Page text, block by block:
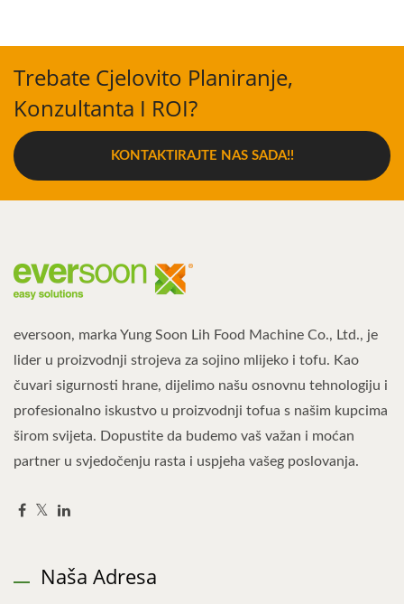
Trebate Cjelovito Planiranje,
Konzultanta I ROI?
KONTAKTIRAJTE NAS SADA!!
eversoon, marka Yung Soon Lih Food Machine Co., Ltd., je
lider u proizvodnji strojeva za sojino mlijeko i tofu. Kao
čuvari sigurnosti hrane, dijelimo našu osnovnu tehnologiju i
profesionalno iskustvo u proizvodnji tofua s našim kupcima
širom svijeta. Dopustite da budemo vaš važan i moćan
partner u svjedočenju rasta i uspjeha vašeg poslovanja.
Naša Adresa